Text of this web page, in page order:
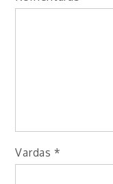
Vardas *